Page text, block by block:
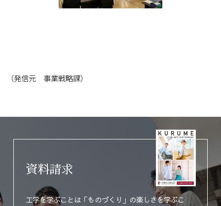
（発信元 事業戦略課）
資料請求
工学を学ぶことは「ものづくり」の楽しさを学ぶこ